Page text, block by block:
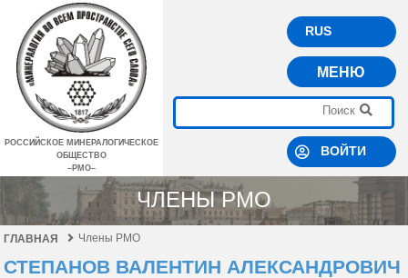
РОССИЙСКОЕ МИНЕРАЛОГИЧЕСКОЕ
ОБЩЕСТВО
–РМО–
RUS
МЕНЮ
ВОЙТИ
ЧЛЕНЫ РМО
ГЛАВНАЯ Члены РМО
СТЕПАНОВ ВАЛЕНТИН АЛЕКСАНДРОВИЧ